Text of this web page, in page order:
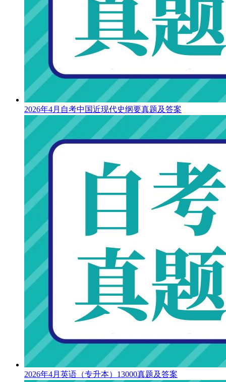
2026年4月自考中国近现代史纲要真题及答案
2026年4月英语（专升本）13000真题及答案